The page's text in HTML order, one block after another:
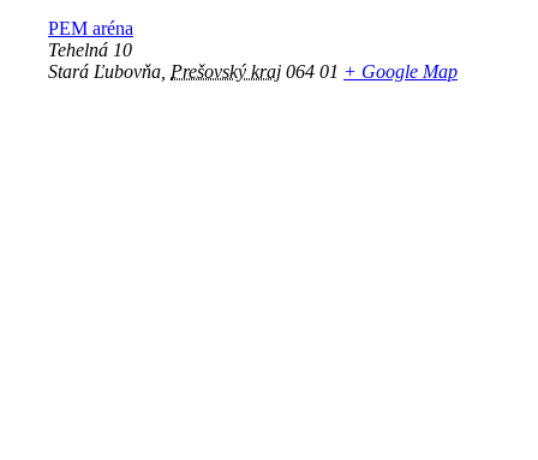
PEM aréna
Tehelná 10
Stará Ľubovňa Prešovský kraj 064 01 + Google Map